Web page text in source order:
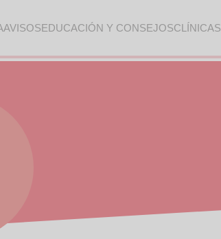
AVISOSEDUCACIÓN Y CONSEJOSCLÍNICAS